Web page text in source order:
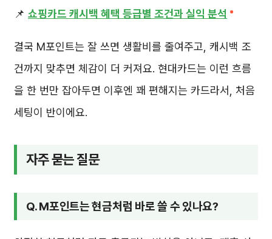
📌 쇼핑카드 캐시백 혜택 등급별 조건과 실익 분석
결국 M포인트는 잘 쓰면 생활비를 줄여주고, 캐시백 조
건까지 맞추면 체감이 더 커져요. 현대카드는 이런 흐름
을 한 번만 잡아두면 이후엔 꽤 편해지는 카드라서, 처음
세팅이 반이에요.
자주 묻는 질문
Q. M포인트는 현금처럼 바로 쓸 수 있나요?